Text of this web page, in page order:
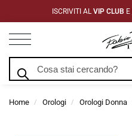
ISCRIVITI AL VIP CLUB E
Home / Orologi / Orologi Donna